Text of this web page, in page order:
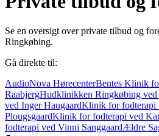
Se en oversigt over private tilbud og
Ringkøbing.
Gå direkte til:
AudioNova HørecenterBentes Klinik
RaabjergHudklinikken Ringkøbing
ved Inger HaugaardKlinik for fodterapi
PlougsgaardKlinik for fodterapi ved
fodterapi ved Vinni SanggaardÆldre